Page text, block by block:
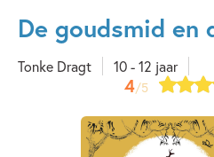
uitgevers
De goudsmid en
Tonke Dragt 10 - 12 jaar
4/5